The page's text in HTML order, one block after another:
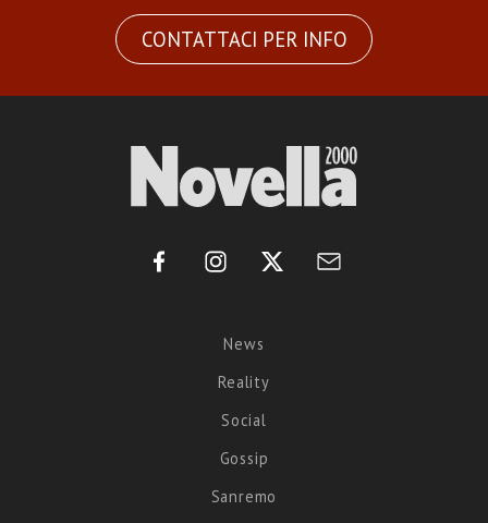
CONTATTACI PER INFO
News
Reality
Social
Gossip
Sanremo